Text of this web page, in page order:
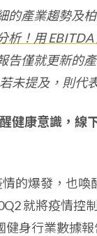
的產業趨勢及
析！用
告僅就更新的
未提及，則代
健康意識，線
情的爆發，也喚
就將疫情控
健身行業數據